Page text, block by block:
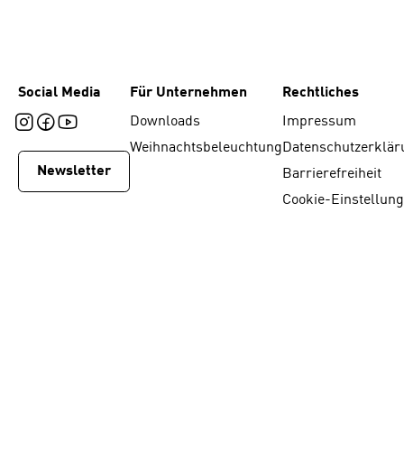
Social Media
Newsletter
Für Unternehmen
Downloads
Weihnachtsbeleuchtung
Rechtliches
Impressum
Barrierefreiheit
Cookie-